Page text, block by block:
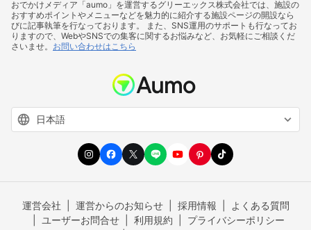
おでかけメディア「aumo」を運営するグリーエックス株式会社では、施設の
おすすめポイントやメニューなどを魅力的に紹介する施設ページの開設なら
びに記事執筆を行なっております。 また、SNS運用のサポートも行なってお
りますので、WebやSNSでの集客に関するお悩みなど、お気軽にご相談くだ
さいませ。 お問い合わせはこちら
運営会社 運営からのお知らせ 採用情報
よくある質問
ユーザーお問合せ
利用規約
プライバシーポリシー